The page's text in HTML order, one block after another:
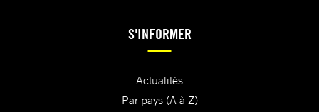
S'INFORMER
Actualités
Par pays (A à Z)